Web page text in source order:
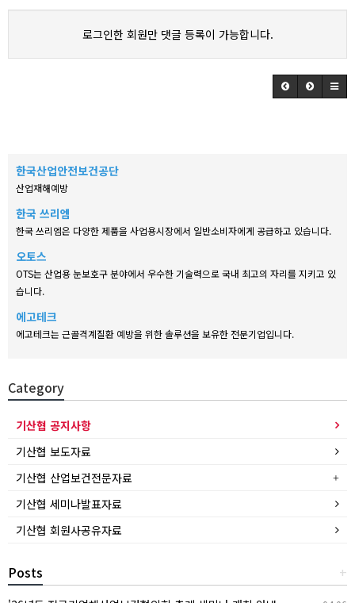
로그인한 회원만 댓글 등록이 가능합니다.
한국산업안전보건공단
산업재해예방
한국 쓰리엠
한국 쓰리엠은 다양한 제품을 사업용시장에서 일반소비자에게 공급하고 있습니다.
오토스
OTS는 산업용 눈보호구 분야에서 우수한 기술력으로 국내 최고의 자리를 지키고 있
습니다.
에고테크
에고테크는 근골격계질환 예방을 위한 솔루션을 보유한 전문기업입니다.
Category
기산협 공지사항
기산협 보도자료
기산협 산업보건전문자료
기산협 세미나발표자료
기산협 회원사공유자료
+
Posts